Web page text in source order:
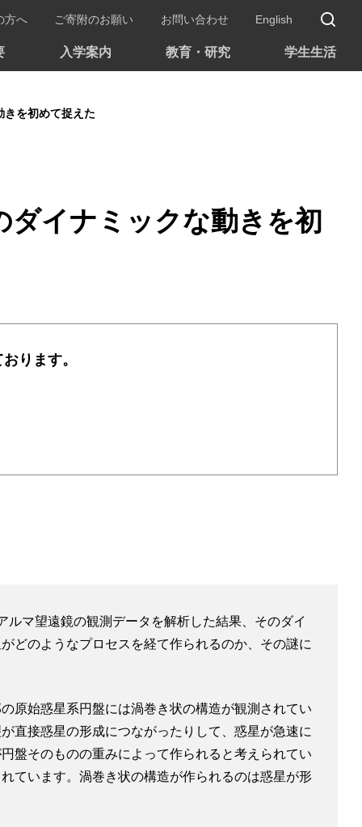
入学案内 教育・研究 学生生活
方へ ご寄附のお願い お問い合わせ English
きを初めて捉えた
ダイナミックな動きを初
ります。
マ望遠鏡の観測データを解析した結果、そのダイ
どのようなプロセスを経て作られるのか、その謎に
始惑星系円盤には渦巻き状の構造が観測されてい
直接惑星の形成につながったりして、惑星が急速に
盤そのものの重みによって作られると考えられてい
ています。渦巻き状の構造が作られるのは惑星が形